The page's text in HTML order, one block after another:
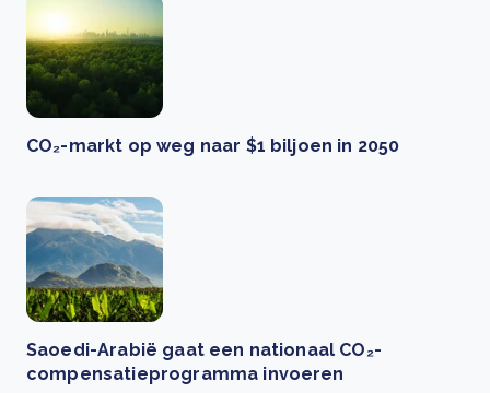
CO₂-markt op weg naar $1 biljoen in 2050
Saoedi-Arabië gaat een nationaal CO₂-
compensatieprogramma invoeren